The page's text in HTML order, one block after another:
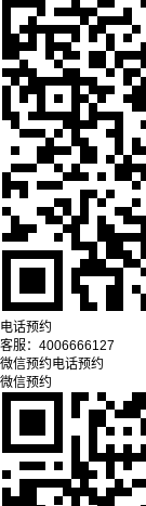
电话预约
客服： 4006666127
微信预约电话预约
微信预约